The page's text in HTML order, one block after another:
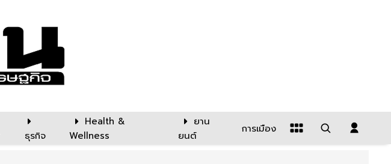
ธุรกิจ
Health &
Wellness
ยาน
ยนต์
การเมือง